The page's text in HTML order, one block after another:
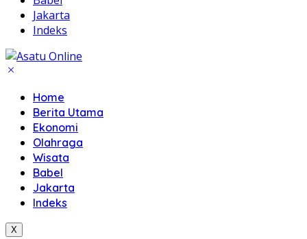
Jakarta
Indeks
Home
Berita Utama
Ekonomi
Olahraga
Wisata
Babel
Jakarta
Indeks
X